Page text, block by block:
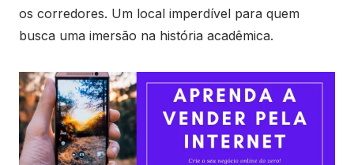
os corredores. Um local imperdível para quem
busca uma imersão na história acadêmica.